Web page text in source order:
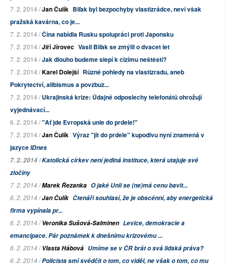
7. 2. 2014 /Jan Čulík Biľak byl bezpochyby vlastizrádce, neví však
pražská kavárna, co je...
7. 2. 2014 /Čína nabídla Rusku spolupráci proti Japonsku
7. 2. 2014 /Jiří Jírovec Vasil Biľak se zmýlil o dvacet let
7. 2. 2014 /Jak dlouho budeme slepí k cizímu neštěstí?
7. 2. 2014 /Karel Dolejší Různé pohledy na vlastizradu, aneb
Pokrytectví, alibismus a povzbuz...
7. 2. 2014 /Ukrajinská krize: Údajné odposlechy telefonátů ohrožují
vyjednávací...
6. 2. 2014 /"Ať jde Evropská unie do prdele!"
7. 2. 2014 /Jan Čulík Výraz "jít do prdele" kupodivu nyní znamená v
jazyceIDnes
7. 2. 2014 /Katolická církev není jediná instituce, která utajuje své
zločiny
7. 2. 2014 /Marek Řezanka O jaké Unii se (ne)má cenu bavit...
6. 2. 2014 /Jan Čulík Čtenáři souhlasí, že je obscénní, aby energetická
firma vypínala pr...
6. 2. 2014 /Veronika Sušová-Salminen Levice, demokracie a
emancipace. Pár poznámek k dnešnímu krizovému ...
6. 2. 2014 /Vlasta Hábová Umíme se v ČR brát o svá lidská práva?
6. 2. 2014 /Policista smí svědčit o tom, co viděl, ne však o tom, co mu